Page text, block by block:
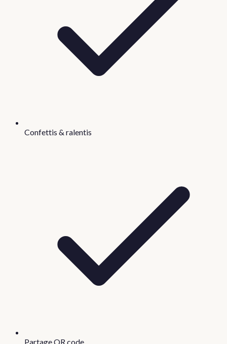
Confettis & ralentis
Partage QR code